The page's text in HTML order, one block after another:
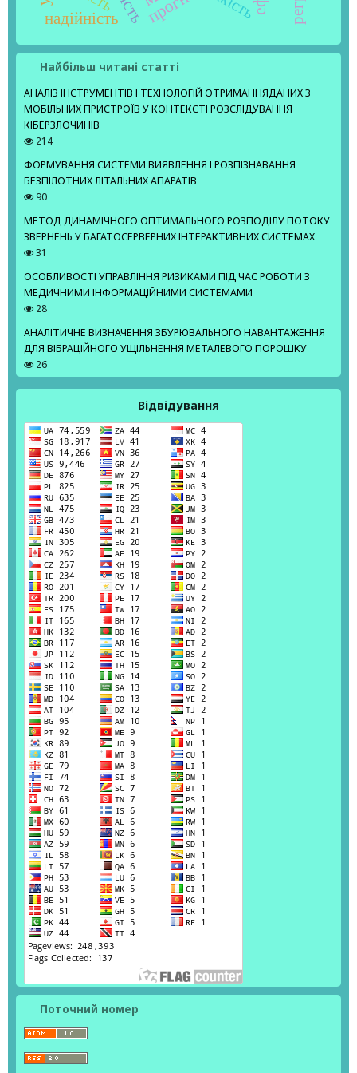
надійність
Найбільш читані статті
АНАЛІЗ ІНСТРУМЕНТІВ І ТЕХНОЛОГІЙ ОТРИМАННЯДАНИХ З
МОБІЛЬНИХ ПРИСТРОЇВ У КОНТЕКСТІ РОЗСЛІДУВАННЯ
КІБЕРЗЛОЧИНІВ
214
ФОРМУВАННЯ СИСТЕМИ ВИЯВЛЕННЯ І РОЗПІЗНАВАННЯ
БЕЗПІЛОТНИХ ЛІТАЛЬНИХ АПАРАТІВ
90
МЕТОД ДИНАМІЧНОГО ОПТИМАЛЬНОГО РОЗПОДІЛУ ПОТОКУ
ЗВЕРНЕНЬ У БАГАТОСЕРВЕРНИХ ІНТЕРАКТИВНИХ СИСТЕМАХ
31
ОСОБЛИВОСТІ УПРАВЛІННЯ РИЗИКАМИ ПІД ЧАС РОБОТИ З
МЕДИЧНИМИ ІНФОРМАЦІЙНИМИ СИСТЕМАМИ
28
АНАЛІТИЧНЕ ВИЗНАЧЕННЯ ЗБУРЮВАЛЬНОГО НАВАНТАЖЕННЯ
ДЛЯ ВІБРАЦІЙНОГО УЩІЛЬНЕННЯ МЕТАЛЕВОГО ПОРОШКУ
26
Відвідування
Поточний номер